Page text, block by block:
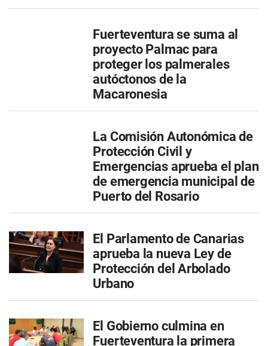
Fuerteventura se suma al
proyecto Palmac para
proteger los palmerales
autóctonos de la
Macaronesia
La Comisión Autonómica de
Protección Civil y
Emergencias aprueba el plan
de emergencia municipal de
Puerto del Rosario
El Parlamento de Canarias
aprueba la nueva Ley de
Protección del Arbolado
Urbano
El Gobierno culmina en
Fuerteventura la primera